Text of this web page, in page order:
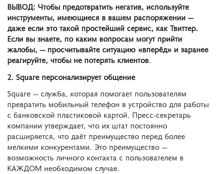
ВЫВОД: Чтобы предотвратить негатив, используйте
инструменты, имеющиеся в вашем распоряжении ―
даже если это такой простейший сервис, как Твиттер.
Если вы знаете, по каким вопросам могут прийти
жалобы, ― просчитывайте ситуацию «вперёд» и заранее
реагируйте, чтобы не потерять клиентов.
2. Square персонализирует общение
Square ― служба, которая помогает пользователям
превратить мобильный телефон в устройство для работы
с банковской пластиковой картой. Пресс-секретарь
компании утверждает, что их штат постоянно
расширяется, что даёт преимущество перед более
мелкими конкурентами. Это преимущество ―
возможность личного контакта с пользователем в
КАЖДОМ необходимом случае.